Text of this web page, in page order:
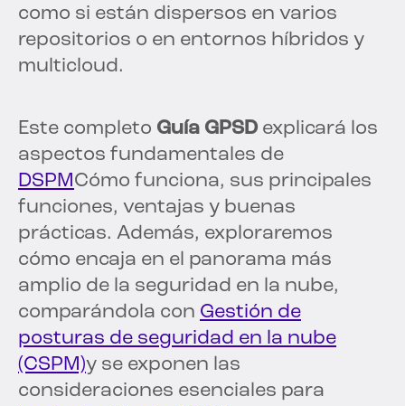
como si están dispersos en varios
repositorios o en entornos híbridos y
multicloud.
Este completo Guía GPSD explicará los
aspectos fundamentales de
DSPMCómo funciona, sus principales
funciones, ventajas y buenas
prácticas. Además, exploraremos
cómo encaja en el panorama más
amplio de la seguridad en la nube,
comparándola con Gestión de
posturas de seguridad en la nube
(CSPM)y se exponen las
consideraciones esenciales para